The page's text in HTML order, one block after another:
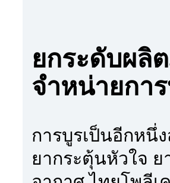
ยกระดับผลิ
จำหน่ายกา
การบูรเป็นอีกหนึ่
ยากระตุ้นหัวใจ